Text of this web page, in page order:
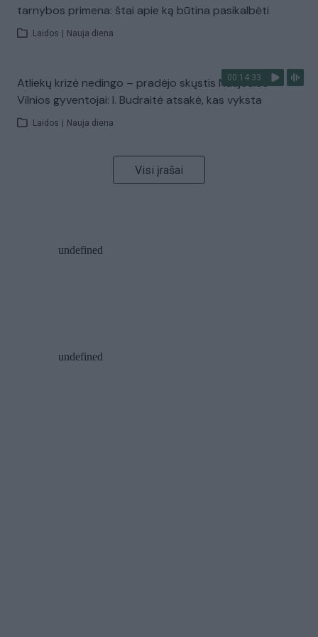
tarnybos primena: štai apie ką būtina pasikalbėti
Laidos Nauja diena
00:14:33
Atliekų krizė nedingo – pradėjo skųstis Naujosios
Vilnios gyventojai: I. Budraitė atsakė, kas vyksta
Laidos Nauja diena
Visi įrašai